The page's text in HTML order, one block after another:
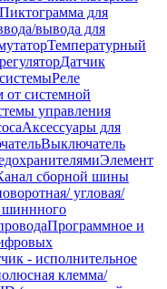
Пиктограмма для
вывода для
Температурный
Датчик
Реле
от системной
управления
Аксессуары для
Выключатель
Элемент
сборной шины
угловая/
Программное и
- исполнительное
клемма/